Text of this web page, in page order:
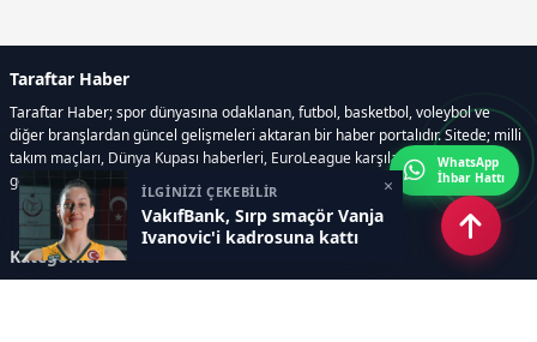
İLGİNİZİ ÇEKEBİLİR
VakıfBank, Sırp smaçör Vanja
Ivanovic'i kadrosuna kattı
×
Taraftar Haber
Taraftar Haber; spor dünyasına odaklanan, futbol, basketbol, voleybol ve
diğer branşlardan güncel gelişmeleri aktaran bir haber portalıdır. Sitede; milli
takım maçları, Dünya Kupası haberleri, EuroLeague karşılaşmaları, transfer
gelişmeleri, sporcuların biyografileri, anketler yer almaktadır.
Kategoriler
WhatsApp
İhbar Hattı